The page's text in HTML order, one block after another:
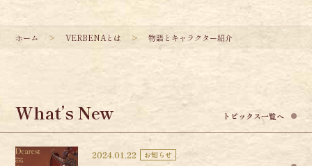
ホーム VERBENAとは 物語とキャラクター紹介
What’s New トピックス一覧へ
2024.01.22 お知らせ